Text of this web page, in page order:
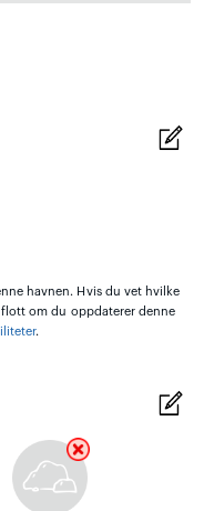
havnen. Hvis du vet hvilke
om du oppdaterer denne
.